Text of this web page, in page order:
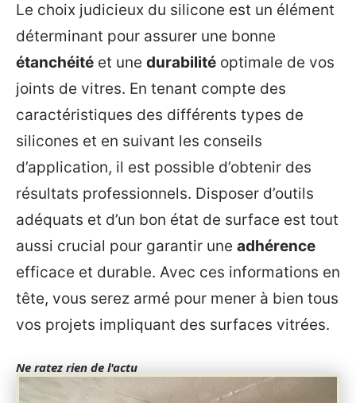
Le choix judicieux du silicone est un élément
déterminant pour assurer une bonne
étanchéité et une durabilité optimale de vos
joints de vitres. En tenant compte des
caractéristiques des différents types de
silicones et en suivant les conseils
d’application, il est possible d’obtenir des
résultats professionnels. Disposer d’outils
adéquats et d’un bon état de surface est tout
aussi crucial pour garantir une adhérence
efficace et durable. Avec ces informations en
tête, vous serez armé pour mener à bien tous
vos projets impliquant des surfaces vitrées.
Ne ratez rien de l'actu